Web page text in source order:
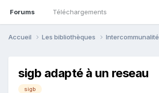
Forums Téléchargements
Accueil Les bibliothèques
sigb adapté à un reseau
sigb